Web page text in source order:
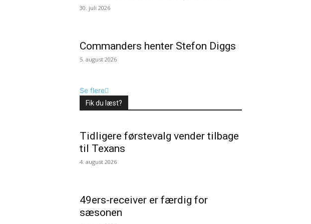
30. juli 2026
Commanders henter Stefon Diggs
5. august 2026
Se flere
Fik du læst?
Tidligere førstevalg vender tilbage
til Texans
4. august 2026
49ers-receiver er færdig for
sæsonen